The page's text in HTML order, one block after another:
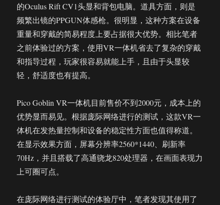
的Oculus Rift CV1头显和背包电脑。道具方面，则是
频繁出镜的PPGUN体感枪。很明显，这种方案在设备
重量和穿戴的简易程度上要占据很大优势。相比笔者
之前体验过的方案，使用VR一体机省去了复杂的穿戴
和指导过程，玩家很容易就能上手，且由于头显较
轻，舒适度也有提高。
Pico Goblin VR一体机目前售价不到2000元，成本上的
优势显而易见。根据庞际网络进行的测试，这款VR一
体机在发热量控制和设备的稳定性方面也值得称道。
在显示效果方面，屏幕分辨率2560*1440、刷新率
70Hz，并且搭载了高通骁龙820处理器，在画面表现力
上可圈可点。
在庞际网络进行测试的体验厅中，笔者发现其使用了